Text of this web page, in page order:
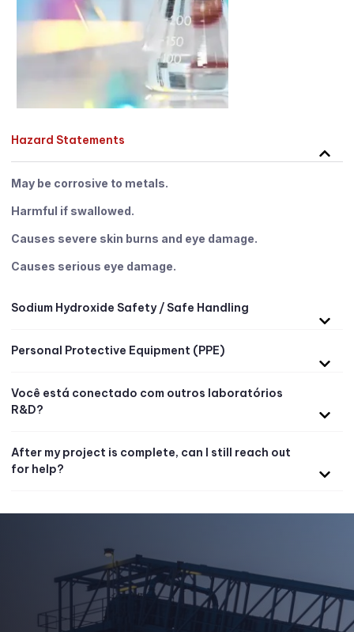
Hazard Statements
May be corrosive to metals.
Harmful if swallowed.
Causes severe skin burns and eye damage.
Causes serious eye damage.
Sodium Hydroxide Safety/ Safe Handling
Personal Protective Equipment (PPE)
Você está conectado com outros laboratórios
R&D?
After my project is complete, can I still reach out
for help?